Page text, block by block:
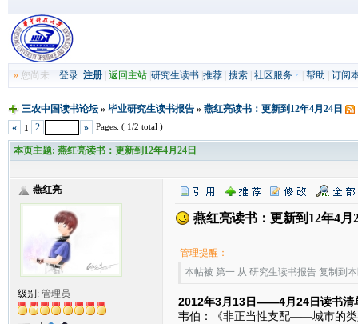
»您尚未 登录 注册| 返回主站| 研究生读书| 推荐| 搜索| 社区服务 帮助 订阅
三农中国读书论坛» 毕业研究生读书报告» 燕红亮读书：更新到12年4月24日
«
1 2 » Pages: ( 1/2 total )
本页主题: 燕红亮读书：更新到12年4月24日
燕红亮
级别: 管理员
燕红亮读书：更新到12年4月
管理提醒：
本帖被 第一 从 研究生读书报告 复制到
2012年3月13日——4月24日读书清
韦伯：《非正当性支配——城市的类